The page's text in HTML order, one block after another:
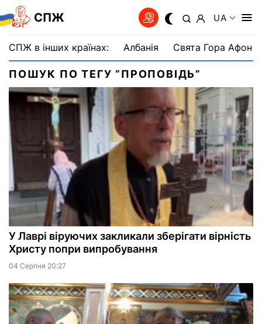
СПЖ UA
СПЖ в інших країнах: Албанія Свята Гора Афон
ПОШУК ПО ТЕГУ “ПРОПОВІДЬ”
У Лаврі віруючих закликали зберігати вірність
Христу попри випробування
04 Серпня 20:27